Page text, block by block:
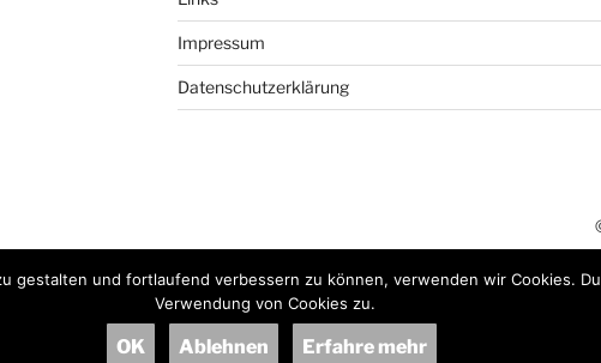
Impressum
Datenschutzerklärung
© 2017 - 2026
gestalten und fortlaufend verbessern zu können, verwenden wir Cookies.
Verwendung von Cookies zu.
OK Ablehnen Erfahre mehr